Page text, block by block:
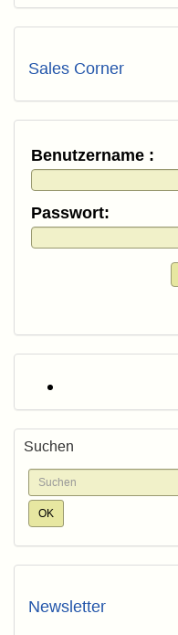
Sales Corner
Benutzername :
Passwort:
Suchen
Newsletter